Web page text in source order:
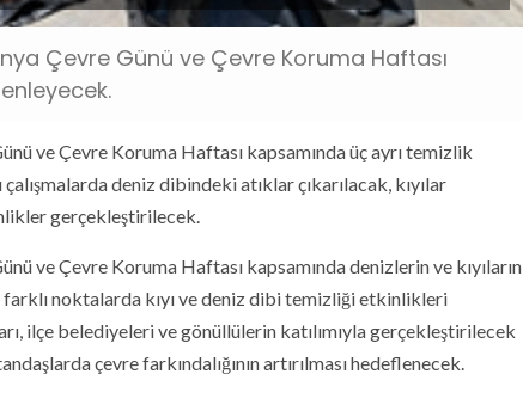
Çevre Günü ve Çevre Koruma Haftası
ve Çevre Koruma Haftası kapsamında üç ayrı temizlik
deniz dibindeki atıklar çıkarılacak, kıyılar
gerçekleştirilecek.
ve Çevre Koruma Haftası kapsamında denizlerin ve kıyıların
noktalarda kıyı ve deniz dibi temizliği etkinlikleri
ilçe belediyeleri ve gönüllülerin katılımıyla gerçekleştirilecek
çevre farkındalığının artırılması hedeflenecek.